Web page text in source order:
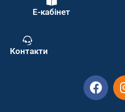
Е-кабінет
Контакти